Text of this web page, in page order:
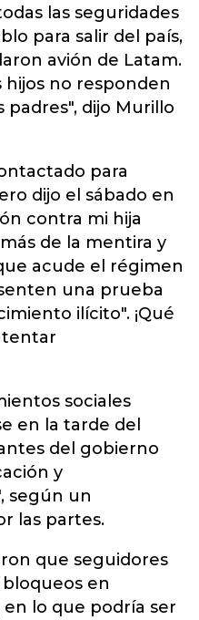
las seguridades
para salir del país,
avión de Latam.
hijos no responden
padres", dijo Murillo
para
dijo el sábado en
contra mi hija
de la mentira y
acude el régimen
una prueba
ilícito". ¡Qué
sociales
en la tarde del
del gobierno
y
según un
las partes.
que seguidores
en
lo que podría ser